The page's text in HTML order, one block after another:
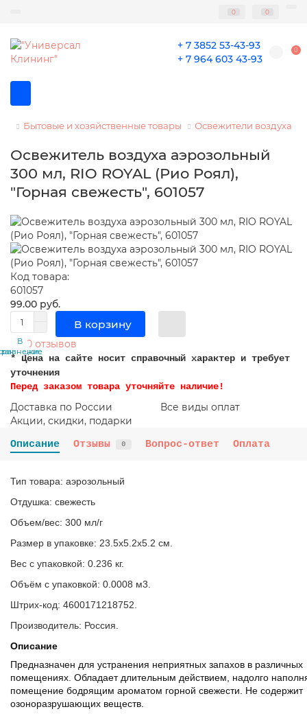
0 0
+ 7 3852 53-43-93
+ 7 964 603 43-93
0
Бытовые и хозяйственные товары Освежители воздуха
Освежитель воздуха аэрозольный
300 мл, RIO ROYAL (Рио Роял),
"Горная свежесть", 601057
Код товара:
601057
99.00 руб.
В корзину
В
закладки
В 0 отзывов
* Цена на сайте носит справочный характер и требует
уточнения
Перед заказом товара уточняйте наличие!
Доставка по России
Все виды оплат
Акции, скидки, подарки
Описание
Отзывы 0 Вопрос-ответ Оплата
Тип товара: аэрозольный
Отдушка: свежесть
Объем/вес: 300 мл/г
Размер в упаковке: 23.5x5.2x5.2 см.
Вес с упаковкой: 0.236 кг.
Объём с упаковкой: 0.0008 м3.
Штрих-код: 4600171218752.
Производитель: Россия.
Описание
Предназначен для устранения неприятных запахов в различных
помещениях. Обладает длительным действием, надолго
помещение бодрящим ароматом горной свежести. Не содержит
озоноразрушающих веществ.